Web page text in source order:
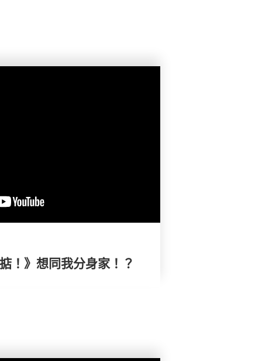
！》想同我分身家！？